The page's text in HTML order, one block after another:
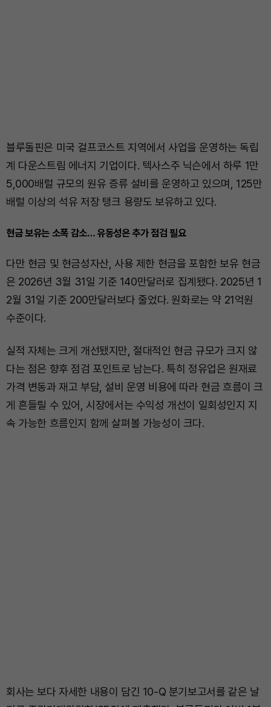
블루돌핀은 미국 걸프코스트 지역에서 사업을 운영하는 독립
계 다운스트림 에너지 기업이다. 텍사스주 닉슨에서 하루 1만
5,000배럴 규모의 원유 증류 설비를 운영하고 있으며, 125만
배럴 이상의 석유 저장 탱크 용량도 보유하고 있다.
현금 보유는 소폭 감소… 유동성은 추가 점검 필요
다만 현금 및 현금성자산, 사용 제한 현금을 포함한 보유 현금
은 2026년 3월 31일 기준 140만달러로 집계됐다. 2025년 1
2월 31일 기준 200만달러보다 줄었다. 원화로는 약 21억원
수준이다.
실적 자체는 크게 개선됐지만, 절대적인 현금 규모가 크지 않
다는 점은 향후 점검 포인트로 남는다. 특히 정유업은 원재료
가격 변동과 재고 부담, 설비 운영 비용에 따라 현금 흐름이 크
게 흔들릴 수 있어, 시장에서는 수익성 개선이 일회성인지 지
속 가능한 흐름인지 함께 살펴볼 가능성이 크다.
회사는 보다 자세한 내용이 담긴 10-Q 분기보고서를 같은 날